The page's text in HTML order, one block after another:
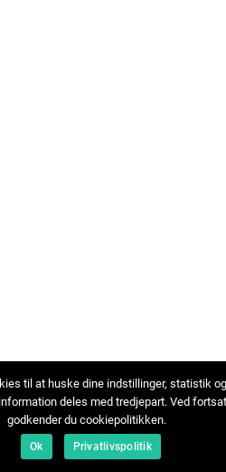
til at huske dine indstillinger, statistik
deles med tredjepart. Ved
godkender du cookiepolitikken.
Ok Privatlivspolitik